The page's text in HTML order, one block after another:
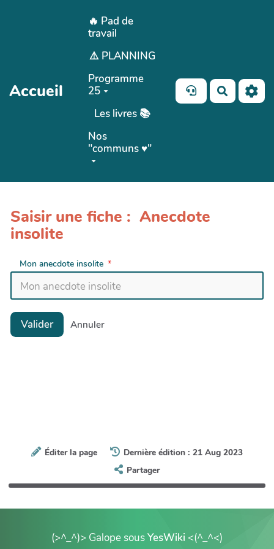
Aller au contenu principal
Accueil
🔥 Pad de
travail
⚠️ PLANNING
Programme
25
Les livres 📚
Nos
"communs ♥️"
Saisir une fiche : Anecdote
insolite
Mon anecdote insolite
Valider Annuler
Éditer la page
Dernière édition : 21 Aug 2023
Partager
(>^_^)> Galope sousYesWiki <(^_^<)